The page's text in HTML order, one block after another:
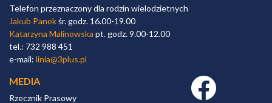
Telefon przeznaczony dla rodzin wielodzietnych
Jakub Panekśr. godz. 16.00-19.00
Katarzyna Malinowska pt. godz. 9.00-12.00
tel.: 732 988 451
e-mail: linia@3plus.pl
MEDIA
Rzecznik Prasowy
Facebook link